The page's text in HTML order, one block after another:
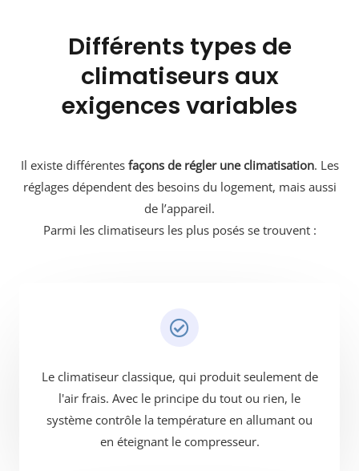
Différents types de
climatiseurs aux
exigences variables
Il existe différentes façons de régler une climatisation. Les
réglages dépendent des besoins du logement, mais aussi
de l’appareil.
Parmi les climatiseurs les plus posés se trouvent :
Le climatiseur classique, qui produit seulement de
l'air frais. Avec le principe du tout ou rien, le
système contrôle la température en allumant ou
en éteignant le compresseur.